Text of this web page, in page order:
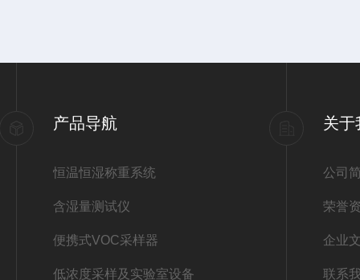
产品导航
恒温恒湿称重系统
含湿量测试仪
便携式VOC采样器
低浓度采样及实验室设备
关于
公司
荣誉
企业
联系